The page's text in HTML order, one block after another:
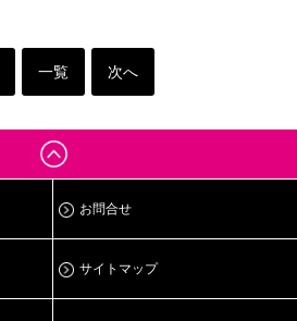
一覧 次へ
お問合せ
サイトマップ